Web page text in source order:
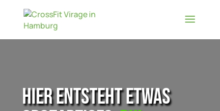
Hier entsteht etwas